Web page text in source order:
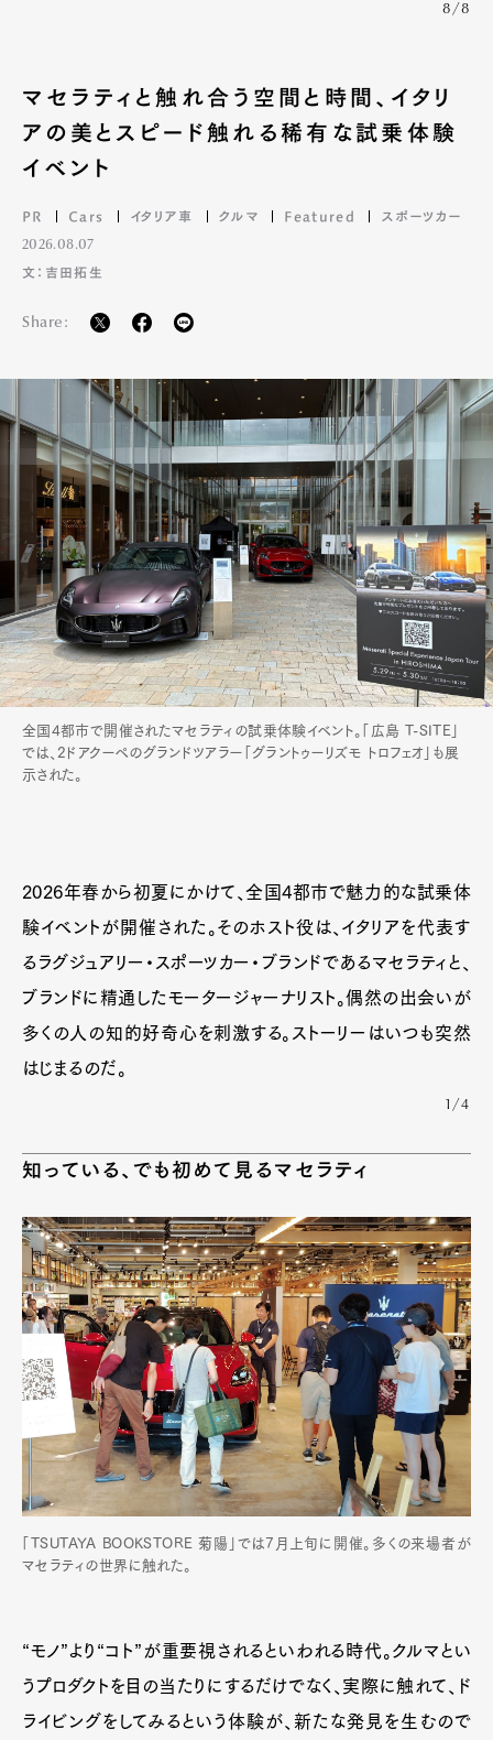
ProductCultureLifestyle
Pen Membership
Magazine
Official Columnist
About
Contact
Pen Meet
Pen international Pen tw
8/8
マセラティと触れ合う空間と時間、イタリ
アの美とスピード触れる稀有な試乗体験
イベント
PR Cars イタリア車 クルマ Featured スポーツカー
2026.08.07
文：吉田拓生
Share:
全国4都市で開催されたマセラティの試乗体験イベント。「広島 T-SITE」
では、2ドアクーペのグランドツアラー「グラントゥーリズモ トロフェオ」も展
示された。
2026年春から初夏にかけて、全国4都市で魅力的な試乗体
験イベントが開催された。そのホスト役は、イタリアを代表す
るラグジュアリー・スポーツカー・ブランドであるマセラティと、
ブランドに精通したモータージャーナリスト。偶然の出会いが
多くの人の知的好奇心を刺激する。ストーリーはいつも突然
はじまるのだ。
1/4
知っている、でも初めて見るマセラティ
「TSUTAYA BOOKSTORE 菊陽」では7月上旬に開催。多くの来場者が
マセラティの世界に触れた。
“モノ”より“コト”が重要視されるといわれる時代。クルマとい
うプロダクトを目の当たりにするだけでなく、実際に触れて、ド
ライビングをしてみるという体験が、新たな発見を生むので